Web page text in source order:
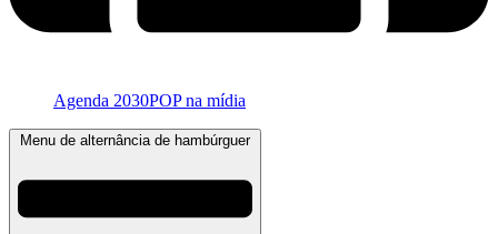
Agenda 2030POP na mídia
Menu de alternância de hambúrguer